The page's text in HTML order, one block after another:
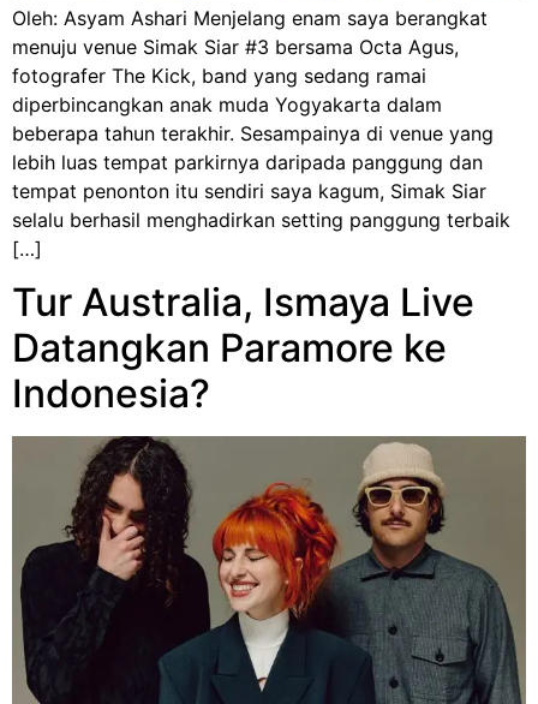
Oleh: Asyam Ashari Menjelang enam saya berangkat
menuju venue Simak Siar #3 bersama Octa Agus,
fotografer The Kick, band yang sedang ramai
diperbincangkan anak muda Yogyakarta dalam
beberapa tahun terakhir. Sesampainya di venue yang
lebih luas tempat parkirnya daripada panggung dan
tempat penonton itu sendiri saya kagum, Simak Siar
selalu berhasil menghadirkan setting panggung terbaik
[…]
Tur Australia, Ismaya Live
Datangkan Paramore ke
Indonesia?